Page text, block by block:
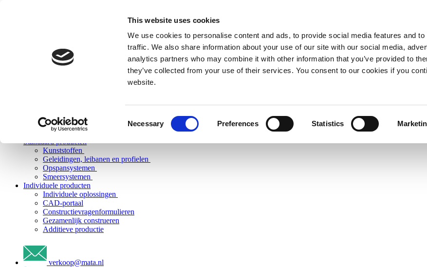
This website uses cookies
We use cookies to personalise content and ads, to provide social media features and to
traffic. We also share information about your use of our site with our social media,
analytics partners who may combine it with other information that you’ve provided to
they’ve collected from your use of their services. You consent to our cookies if you
website.
Necessary Preferences Statistics
Standaard producten
Kunststoffen
Geleidingen, leibanen en profielen
Opspansystemen
Smeersystemen
Individuele producten
Individuele oplossingen
CAD-portaal
Constructievragenformulieren
Gezamenlijk construeren
Additieve productie
verkoop@mata.nl